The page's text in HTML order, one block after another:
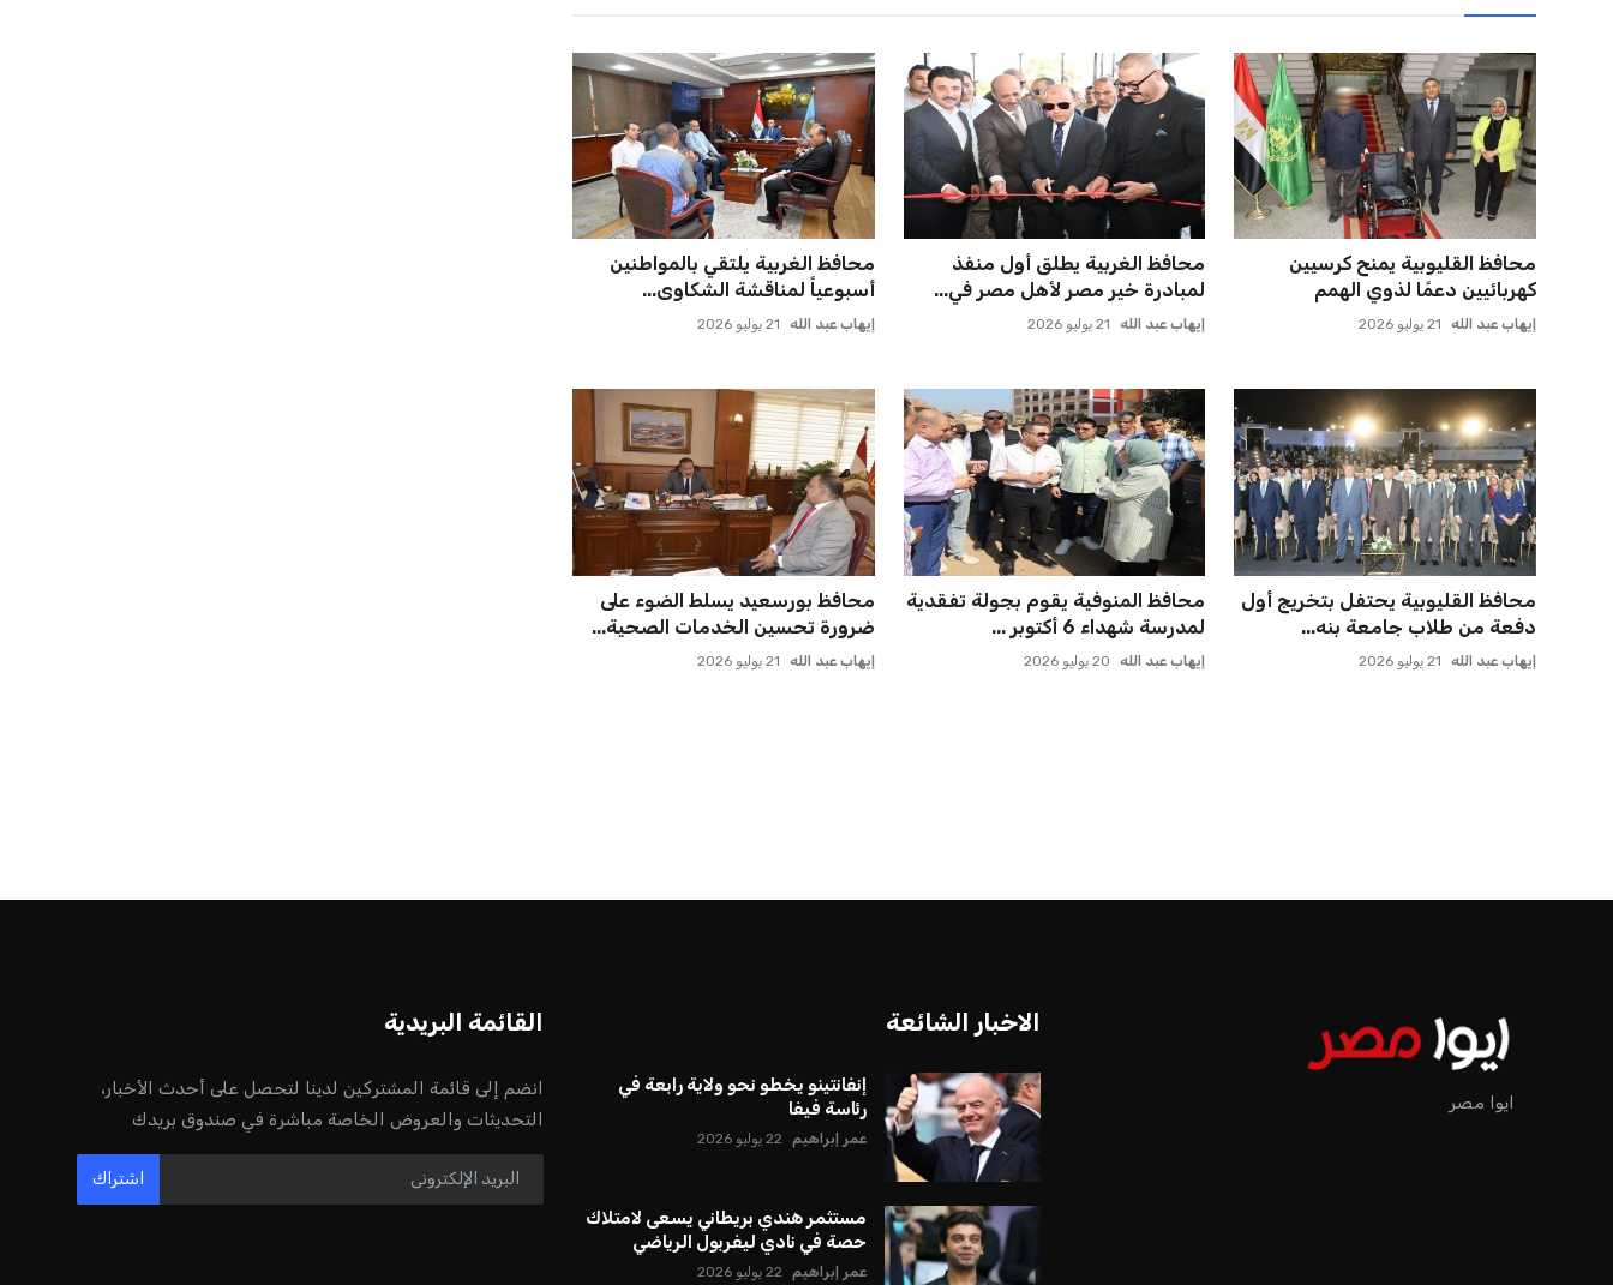
محافظ القليوبية يمنح كرسيين
كهربائيين دعمًا لذوي الهمم
إيهاب عبد الله 21 يوليو 2026
محافظ الغربية يطلق أول منفذ
لمبادرة خير مصر لأهل مصر في...
إيهاب عبد الله 21 يوليو 2026
محافظ الغربية يلتقي بالمواطنين
أسبوعياً لمناقشة الشكاوى...
إيهاب عبد الله 21 يوليو 2026
محافظ القليوبية يحتفل بتخريج أول
دفعة من طلاب جامعة بنه...
إيهاب عبد الله 21 يوليو 2026
محافظ المنوفية يقوم بجولة تفقدية
لمدرسة شهداء 6 أكتوبر ...
إيهاب عبد الله 20 يوليو 2026
محافظ بورسعيد يسلط الضوء على
ضرورة تحسين الخدمات الصحية...
إيهاب عبد الله 21 يوليو 2026
إنفانتينو يخطو نحو ولاية رابعة في رئاسة فيفا
عمر إبراهيم
عمر إبراهيم 22 يوليو 2026
مستثمر هندي بريطاني يسعى لامتلاك
حصة في نادي ليفربول الرياضي